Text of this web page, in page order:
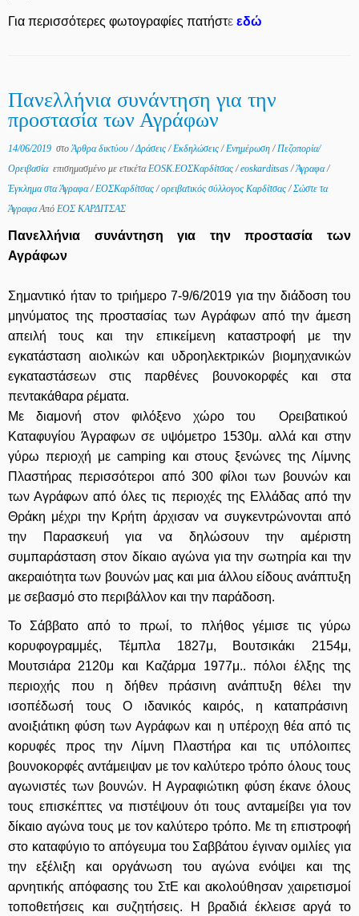
Για περισσότερες φωτογραφίες πατήστε εδώ
Πανελλήνια συνάντηση για την
προστασία των Αγράφων
14/06/2019 στοΆρθρα δικτύου/Δράσεις/Εκδηλώσεις/Ενημέρωση/Πεζοπορία/
Ορειβασία επισημασμένο με ετικέταEOSK.ΕΟΣΚαρδίτσας/eoskarditsas/Άγραφα/
Έγκλημα στα Άγραφα/ΕΟΣΚαρδίτσας/ορειβατικός σύλλογος Καρδίτσας/Σώστε τα
ΆγραφαΑπό ΕΟΣ ΚΑΡΔΙΤΣΑΣ
Πανελλήνια συνάντηση για την προστασία των
Αγράφων
Σημαντικό ήταν το τριήμερο 7-9/6/2019 για την διάδοση του
μηνύματος της προστασίας των Αγράφων από την άμεση
απειλή τους και την επικείμενη καταστροφή με την
εγκατάσταση αιολικών και υδροηλεκτρικών βιομηχανικών
εγκαταστάσεων στις παρθένες βουνοκορφές και στα
πεντακάθαρα ρέματα.
Με διαμονή στον φιλόξενο χώρο του Ορειβατικού
Καταφυγίου Άγραφων σε υψόμετρο 1530μ. αλλά και στην
γύρω περιοχή με camping και στους ξενώνες της Λίμνης
Πλαστήρας περισσότεροι από 300 φίλοι των βουνών και
των Αγράφων από όλες τις περιοχές της Ελλάδας από την
Θράκη μέχρι την Κρήτη άρχισαν να συγκεντρώνονται από
την Παρασκευή για να δηλώσουν την αμέριστη
συμπαράσταση στον δίκαιο αγώνα για την σωτηρία και την
ακεραιότητα των βουνών μας και μια άλλου είδους ανάπτυξη
με σεβασμό στο περιβάλλον και την παράδοση.
Το Σάββατο από το πρωί, το πλήθος γέμισε τις γύρω
κορυφογραμμές, Τέμπλα 1827μ, Βουτσικάκι 2154μ,
Μουτσιάρα 2120μ και Καζάρμα 1977μ.. πόλοι έλξης της
περιοχής που η δήθεν πράσινη ανάπτυξη θέλει την
ισοπέδωσή τους Ο ιδανικός καιρός, η καταπράσινη
ανοιξιάτικη φύση των Αγράφων και η υπέροχη θέα από τις
κορυφές προς την Λίμνη Πλαστήρα και τις υπόλοιπες
βουνοκορφές αντάμειψαν με τον καλύτερο τρόπο όλους τους
αγωνιστές των βουνών. Η Αγραφιώτικη φύση έκανε όλους
τους επισκέπτες να πιστέψουν ότι τους ανταμείβει για τον
δίκαιο αγώνα τους με τον καλύτερο τρόπο. Με τη επιστροφή
στο καταφύγιο το απόγευμα του Σαββάτου έγιναν ομιλίες για
την εξέλιξη και οργάνωση του αγώνα ενόψει και της
αρνητικής απόφασης του ΣτΕ και ακολούθησαν χαιρετισμοί
τοποθετήσεις και συζητήσεις. Η βραδιά έκλεισε αργά το